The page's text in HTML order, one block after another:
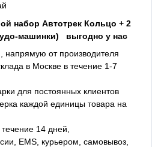
набор Автотрек Кольцо + 2
машинки)
выгодно у нас
напрямую от производителя
в Москве в течение 1-7
для постоянных клиентов
каждой единицы товара на
14 дней,
EMS, курьером, самовывоз,